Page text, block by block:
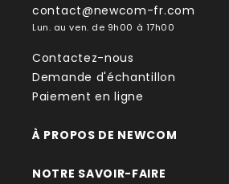
contact@newcom-fr.com
Lun. au ven. de 9h00 à 17h00
Contactez-nous
Demande d'échantillon
Paiement en ligne
À PROPOS DE NEWCOM
NOTRE SAVOIR-FAIRE